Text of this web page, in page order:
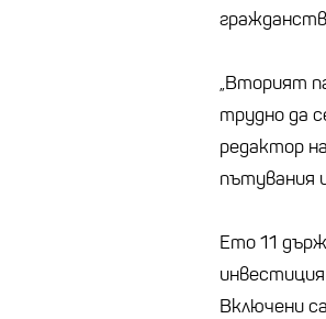
„Вторият
трудно да
редактор
пътувания
Ето 11
Включени